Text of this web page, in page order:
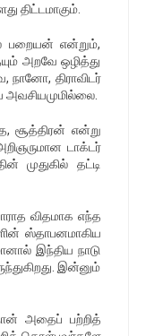
திட்டமாகும்.
பறையன் என்றும்,
அறவே ஒழித்து
திராவிடர்
சூத்திரன் என்று
டாக்டர்
முதுகில் தட்டி
விதமாக எந்த
ஸ்தாபனமாகிய
இந்திய நாடு
இன்னும்
அதைப் பற்றித்